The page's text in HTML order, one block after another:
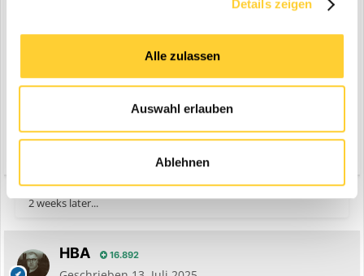
Details zeigen
Alle zulassen
Auswahl erlauben
Ablehnen
2 weeks later...
HBA 16.892